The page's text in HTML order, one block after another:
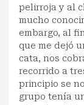
pelirroja y al
mucho
embargo, al
que me dejó
cata, nos
recorrido a
principio se
grupo tenía